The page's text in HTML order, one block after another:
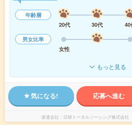
年齢層
20代
30代 40
男女比率
女性
もっと見る
気になる! 応募へ進む
派遣会社 日研トータルソーシング株式会